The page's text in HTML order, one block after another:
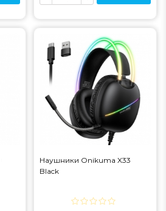
Наушники Onikuma X33
Black